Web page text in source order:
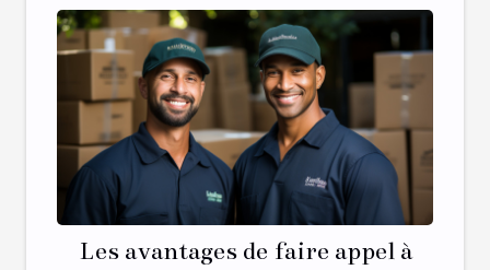
Les avantages de faire appel à